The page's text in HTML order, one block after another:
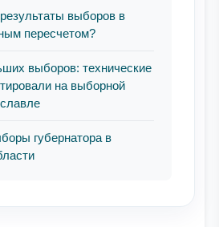
выборов в
пересчетом?
выборов: технические
на выборной
губернатора в